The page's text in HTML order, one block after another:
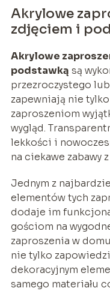
Akrylowe
zdjęciem i
Akrylowe
podstawką są
przezroczystego
zapewniają nie
zaproszeniom
wygląd.
lekkości i
na ciekawe zabawy
Jednym z
elementów tych
dodaje im
gościom na
zaproszenia w
nie tylko
dekoracyjnym
samego materiału